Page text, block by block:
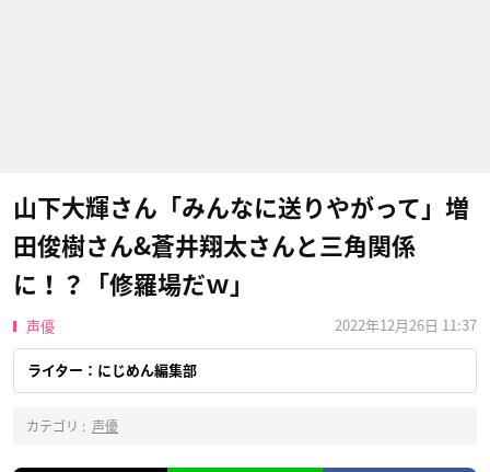
山下大輝さん「みんなに送りやがって」増
田俊樹さん&蒼井翔太さんと三角関係
に！？「修羅場だｗ」
声優 2022年12月26日 11:37
ライター：にじめん編集部
カテゴリ : 声優